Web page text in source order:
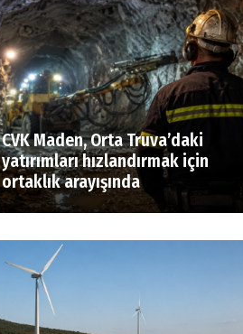
CVK Maden, Orta Truva’daki
yatırımları hızlandırmak için
ortaklık arayışında